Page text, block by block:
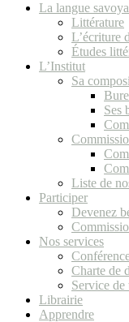
La langue
Littérature
L’écriture
Études
L’Institut
Sa
Ses
Liste de
Participer
Devenez
Nos services
Charte de
Service de
Librairie
Apprendre